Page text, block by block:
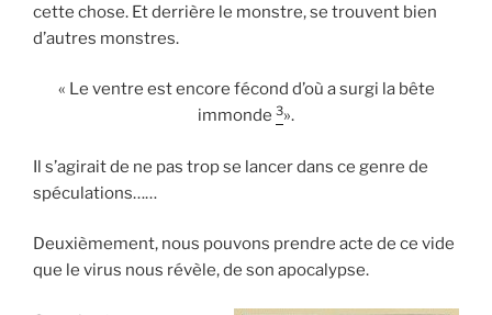
cette chose. Et derrière le monstre, se trouvent bien
d’autres monstres.
« Le ventre est encore fécond d’où a surgi la bête
immonde 3».
Il s’agirait de ne pas trop se lancer dans ce genre de
spéculations……
Deuxièmement, nous pouvons prendre acte de ce vide
que le virus nous révèle, de son apocalypse.